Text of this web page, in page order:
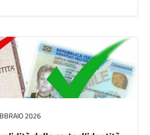
2026